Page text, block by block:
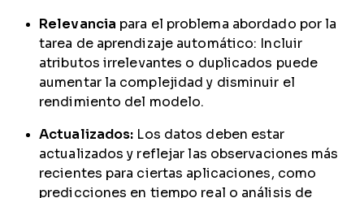
Relevancia para el problema abordado por la
tarea de aprendizaje automático: Incluir
atributos irrelevantes o duplicados puede
aumentar la complejidad y disminuir el
rendimiento del modelo.
Actualizados: Los datos deben estar
actualizados y reflejar las observaciones más
recientes para ciertas aplicaciones, como
predicciones en tiempo real o análisis de